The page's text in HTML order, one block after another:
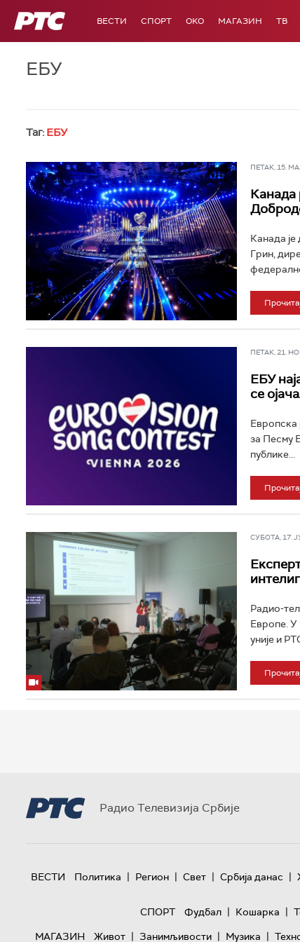
РТС ВЕСТИ СПОРТ OKO МАГАЗИН ТВ
ЕБУ
Таг: ЕБУ
ПЕТАК, 15.
Канада
Канада
Грин,
ПЕТАК, 21.
ЕБУ
се
Европска
за Песму
публике...
СУБОТА, 17.
Радио-
Европе. У
уније и
Радио Телевизија Србије
ВЕСТИ Политика | Регион | Свет | Србија данас |
СПОРТ
Фудбал | Кошарка |
МАГАЗИН
Живот | Занимљивости | Музика |